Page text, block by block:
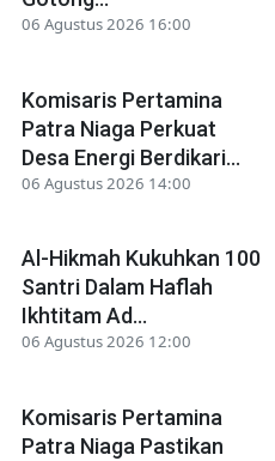
06 Agustus 2026 16:00
Komisaris Pertamina
Patra Niaga Perkuat
Desa Energi Berdikari...
06 Agustus 2026 14:00
Al-Hikmah Kukuhkan 100
Santri Dalam Haflah
Ikhtitam Ad...
06 Agustus 2026 12:00
Komisaris Pertamina
Patra Niaga Pastikan